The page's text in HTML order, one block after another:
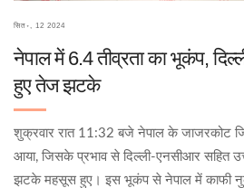
सित॰, 12 2024
नेपाल में 6.4 तीव्रता का भूकंप,
हुए तेज झटके
शुक्रवार रात 11:32 बजे नेपाल के जाजरकोट
आया, जिसके प्रभाव से दिल्ली-एनसीआर सहित
झटके महसूस हुए। इस भूकंप से नेपाल में काफी